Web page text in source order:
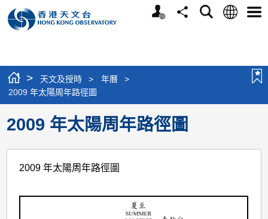
個
分
搜
語
選
> 天文及授時 > 年曆
>
2009 年太陽周年路徑圖
2009 年太陽周年路徑圖
2009 年太陽周年路徑圖